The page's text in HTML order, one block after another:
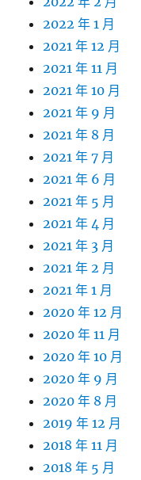
2022 年 1 月
2021 年 12 月
2021 年 11 月
2021 年 10 月
2021 年 9 月
2021 年 8 月
2021 年 7 月
2021 年 6 月
2021 年 5 月
2021 年 4 月
2021 年 3 月
2021 年 2 月
2021 年 1 月
2020 年 12 月
2020 年 11 月
2020 年 10 月
2020 年 9 月
2020 年 8 月
2019 年 12 月
2018 年 11 月
2018 年 5 月